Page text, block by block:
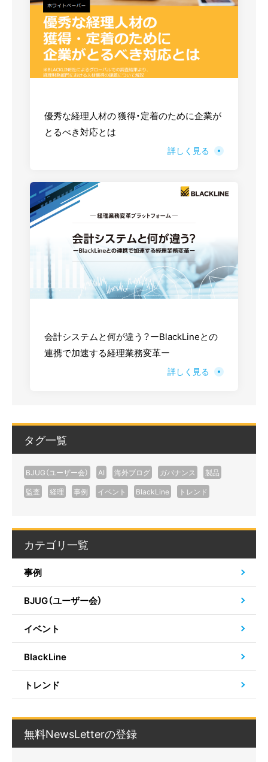
優秀な経理人材の 獲得・定着のために企業が
とるべき対応とは
詳しく見る
会計システムと何が違う？ーBlackLineとの
連携で加速する経理業務変革ー
詳しく見る
タグ一覧
BJUG（ユーザー会） AI 海外ブログ ガバナンス
製品
監査
経理 事例 イベント BlackLine トレンド
カテゴリ一覧
事例
BJUG（ユーザー会）
イベント
BlackLine
トレンド
無料NewsLetterの登録